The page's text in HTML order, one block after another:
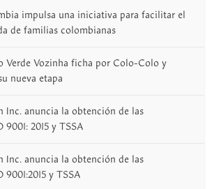
impulsa una iniciativa para facilitar el
de familias colombianas
Verde Vozinha ficha por Colo-Colo y
nueva etapa
Inc. anuncia la obtención de las
2015 y TSSA
Inc. anuncia la obtención de las
y TSSA